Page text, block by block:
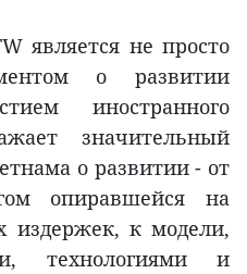
является не просто
о развитии
иностранного
значительный
о развитии - от
опиравшейся на
издержек, к модели,
технологиями и